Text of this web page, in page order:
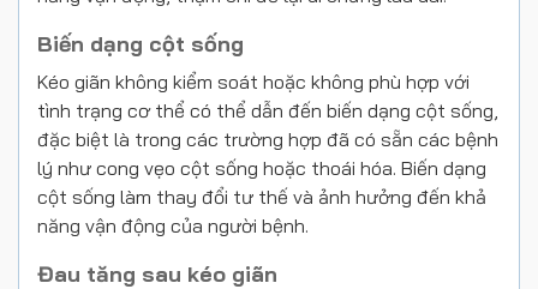
Biến dạng cột sống
Kéo giãn không kiểm soát hoặc không phù hợp với
tình trạng cơ thể có thể dẫn đến biến dạng cột sống,
đặc biệt là trong các trường hợp đã có sẵn các bệnh
lý như cong vẹo cột sống hoặc thoái hóa. Biến dạng
cột sống làm thay đổi tư thế và ảnh hưởng đến khả
năng vận động của người bệnh.
Đau tăng sau kéo giãn